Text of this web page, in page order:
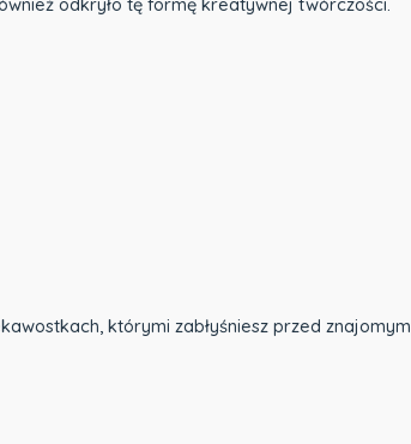
którymi zabłyśniesz przed